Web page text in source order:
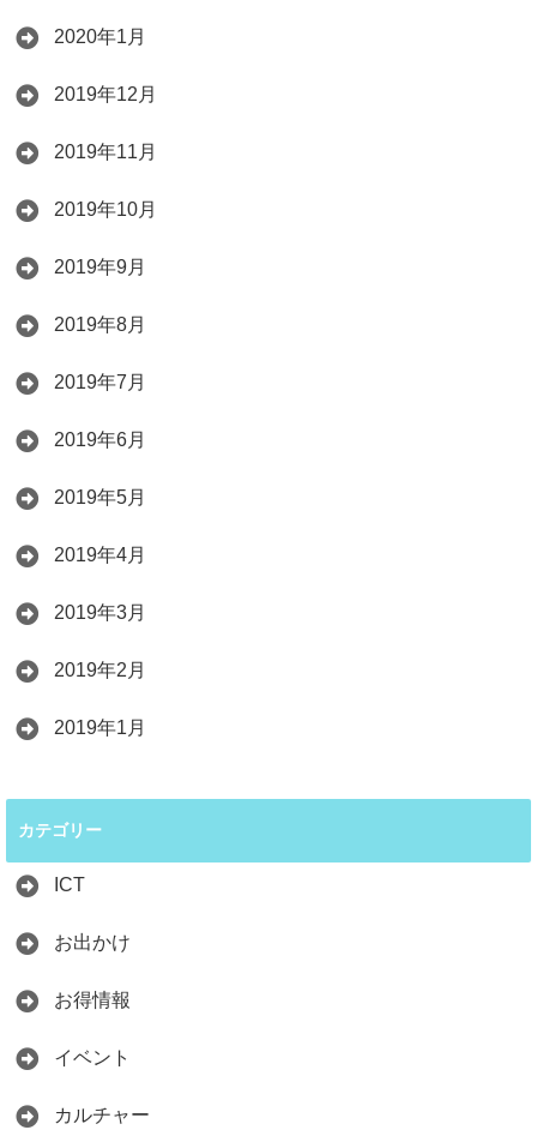
2020年1月
2019年12月
2019年11月
2019年10月
2019年9月
2019年8月
2019年7月
2019年6月
2019年5月
2019年4月
2019年3月
2019年2月
2019年1月
カテゴリー
ICT
お出かけ
お得情報
イベント
カルチャー